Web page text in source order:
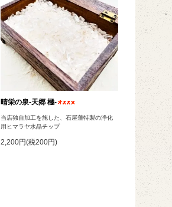
晴栄の泉‐天郷 極‐
当店独自加工を施した、石屋蓮特製の浄化
用ヒマラヤ水晶チップ
2,200円(税200円)